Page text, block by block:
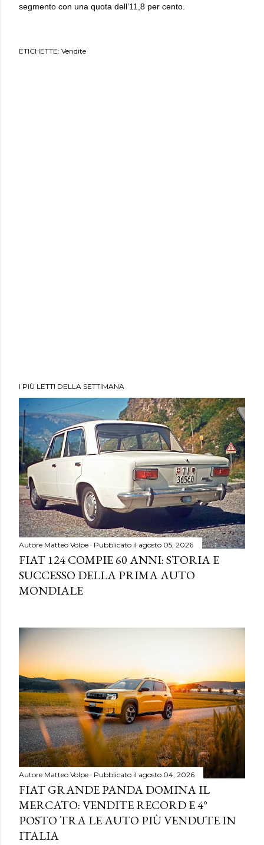
segmento con una quota dell’11,8 per cento.
ETICHETTE: Vendite
I PIÙ LETTI DELLA SETTIMANA
Autore Matteo Volpe Pubblicato il agosto 05, 2026
FIAT 124 COMPIE 60 ANNI: STORIA E
SUCCESSO DELLA PRIMA AUTO
MONDIALE
Autore Matteo Volpe Pubblicato il agosto 04, 2026
FIAT GRANDE PANDA DOMINA IL
MERCATO: VENDITE RECORD E 4°
POSTO TRA LE AUTO PIÙ VENDUTE IN
ITALIA